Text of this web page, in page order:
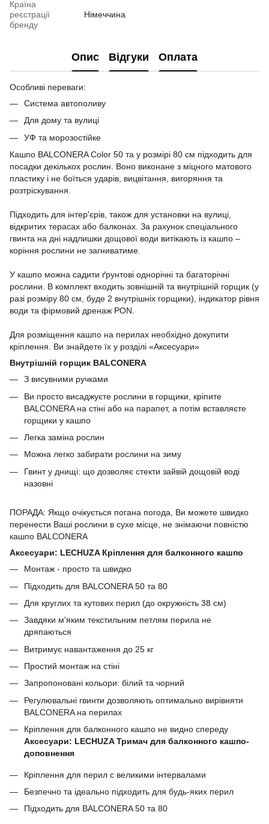
Країна
реєстрації
бренду
Німеччина
Опис Відгуки Оплата
Особливі переваги:
Система автополиву
Для дому та вулиці
УФ та морозостійке
Кашпо BALCONERA Color 50 та у розмірі 80 см підходить для
посадки декількох рослин. Воно виконане з міцного матового
пластику і не боїться ударів, вицвітання, вигоряння та
розтріскування.
Підходить для інтер'єрів, також для установки на вулиці,
відкритих терасах або балконах. За рахунок спеціального
гвинта на дні надлишки дощової води витікають із кашпо –
коріння рослини не загниватиме.
У кашпо можна садити ґрунтові однорічні та багаторічні
рослини. В комплект входить зовнішній та внутрішній горщик (у
разі розміру 80 см, буде 2 внутрішніх горщики), індикатор рівня
води та фірмовий дренаж PON.
Для розміщення кашпо на перилах необхідно докупити
кріплення. Ви знайдете їх у розділі «Аксесуари»
Внутрішній горщик BALCONERA
З висувними ручками
Ви просто висаджуєте рослини в горщики, кріпите
BALCONERA на стіні або на парапет, а потім вставляєте
горщики у кашпо
Легка заміна рослин
Можна легко забирати рослини на зиму
Гвинт у днищі: що дозволяє стекти зайвій дощовій воді
назовні
ПОРАДА: Якщо очікується погана погода, Ви можете швидко
перенести Ваші рослини в сухе місце, не знімаючи повністю
кашпо BALCONERA
Аксесуари: LECHUZA Кріплення для балконного кашпо
Монтаж - просто та швидко
Підходить для BALCONERA 50 та 80
Для круглих та кутових перил (до окружність 38 см)
Завдяки м'яким текстильним петлям перила не
дряпаються
Витримує навантаження до 25 кг
Простий монтаж на стіні
Запропоновані кольори: білий та чорний
Регулювальні гвинти дозволяють оптимально вирівняти
BALCONERA на перилах
Кріплення для балконного кашпо не видно спереду
Аксесуари: LECHUZA Тримач для балконного кашпо-
доповнення
Кріплення для перил с великими інтервалами
Безпечно та ідеально підходить для будь-яких перил
Підходить для BALCONERA 50 та 80